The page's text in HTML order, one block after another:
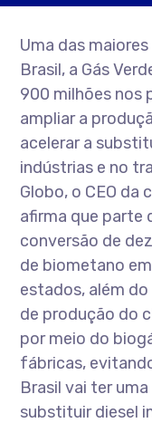
Uma das
Brasil, a Gás
900 milhões nos
ampliar a
acelerar a
indústrias e no
Globo, o CEO da
afirma que parte
conversão de
de biometano
estados, além
de produção do
por meio do
fábricas,
Brasil vai ter
substituir diesel